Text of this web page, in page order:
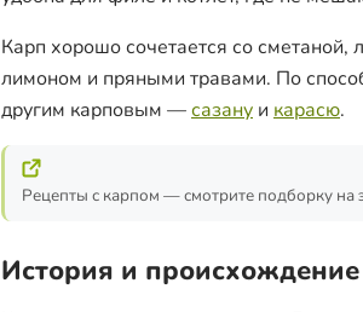
Карп хорошо сочетается со сметаной,
лимоном и пряными травами. По
другим карповым —сазану и карасю.
Рецепты с карпом — смотрите подборку на
История и происхождение